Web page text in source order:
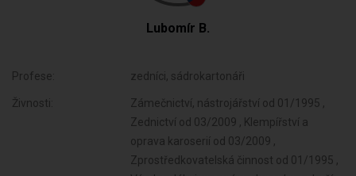
Lubomír B.
Profese: zedníci, sádrokartonáři
Živnosti: Zámečnictví, nástrojářství od 01/1995 , Zednictví od 03/2009 , Klempířství a oprava karoserií od 03/2009 , Zprostředkovatelská činnost od 01/1995 , Výroba vlákniny, papíru a lepenky a zboží z těchto materiálů od 01/2009 , Výroba, rozmnožování, distribuce, prodej, pronájem zvukových a zvukově-obrazových záznamů a výroba nenahraných nosičů údajů a záznamů od 01/2009 , Vydavatelské činnosti, polygrafická výroba, knihařské a kopírovací práce od 01/2009 , Výroba koksu, surového dehtu a jiných pevných paliv od 01/2009 , Výroba plastových a pryžových výrobků od 01/2009 , Výroba a zpracování skla od 01/2009 , Výroba stavebních hmot, porcelánových, keramických a sádrových výrobků od 01/2009 , Výroba brusiv a ostatních minerálních nekovových výrobků od 01/2009 , Výroba a hutní zpracování železa, drahých a neželezných kovů a jejich slitin od 01/2009 , Výroba kovových konstrukcí a kovodělných výrobků od 01/2009 , Povrchové úpravy a svařování kovů a dalších materiálů od 01/2009 , Výroba měřicích, zkušebních, navigačních, optických a fotografických přístrojů a zařízení od 01/2009 , Výroba neelektrických zařízení pro domácnost od 01/2009 , Výroba strojů a zařízení od 01/2009 , Výroba motorových a přípojných vozidel a karoserií od 01/2009 , Výroba, vývoj, projektování, zkoušky, instalace, údržba, opravy, modifikace a konstrukční změny letadel, motorů letadel, vrtulí, letadlových částí a zařízení a leteckých pozemních zařízení od 01/2009 , Výroba drážních hnacích vozidel a drážních vozidel na dráze tramvajové, trolejbusové a lanové a železničního parku od 01/2009 , Výroba jízdních kol, vozíků pro invalidy a jiných nemotorových dopravních prostředků od 01/2009 , Výroba a opravy čalounických výrobků od 01/2009 , Výroba zdravotnických prostředků od 01/2009 , Výroba a opravy zdrojů ionizujícího záření od 01/2009 , Výroba školních a kancelářských potřeb, kromě výrobků z papíru, výroba bižuterie, kartáčnického a konfekčního zboží, deštníků, upomínkových předmětů od 01/2009 , Výroba dalších výrobků zpracovatelského průmyslu od 01/2009 , Sklenářské práce, rámování a paspartování od 01/2009 , Skladování, balení zboží, manipulace s nákladem a technické činnosti v dopravě od 01/2009 , Zasilatelství a zastupování v celním řízení od 01/2009 , Výroba, opravy a údržba sportovních potřeb, her, hraček a dětských kočárků od 01/2009 , Provozování vodovodů a kanalizací a úprava a rozvod vody od 01/2009 , Nakládání s odpady (vyjma nebezpečných) od 01/2009 , Zprostředkování obchodu a služeb od 01/2009 , Zastavárenská činnost a maloobchod s použitým zbožím od 01/2009 , Údržba motorových vozidel a jejich příslušenství od 01/2009 , Poskytování software, poradenství v oblasti informačních technologií, zpracování dat, hostingové a související činnosti a webové portály od 01/2009 , Pronájem a půjčování věcí movitých od 01/2009 , Projektování elektrických zařízení od 01/2009 , Ubytovací služby od 01/2009 , Činnost informačních a zpravodajských kanceláří od 01/2009 , Poradenská a konzultační činnost, zpracování odborných studií a posudků od 01/2009 , Příprava a vypracování technických návrhů, grafické a kresličské práce od 01/2009 , Výzkum a vývoj v oblasti přírodních a technických věd nebo společenských věd od 01/2009 , Reklamní činnost, marketing, mediální zastoupení od 01/2009 , Testování, měření, analýzy a kontroly od 01/2009 , Návrhářská, designérská, aranžérská činnost a modeling od 01/2009 , Fotografické služby od 01/2009 , Překladatelská a tlumočnická činnost od 01/2009 , Služby v oblasti administrativní správy a služby organizačně hospodářské povahy od 01/2009 , Provozování cestovní agentury a průvodcovská činnost v oblasti cestovního ruchu od 01/2009 , Mimoškolní výchova a vzdělávání, pořádání kurzů, školení, včetně lektorské činnosti od 01/2009 , Provozování kulturních, kulturně-vzdělávacích a zábavních zařízení, pořádání kulturních produ